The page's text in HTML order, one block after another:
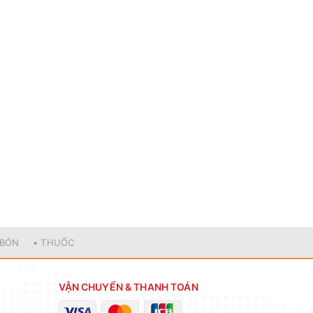
• THUỐC
VẬN CHUYỂN & THANH TOÁN